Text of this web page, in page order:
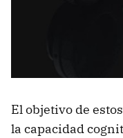
El objetivo de
la capacidad